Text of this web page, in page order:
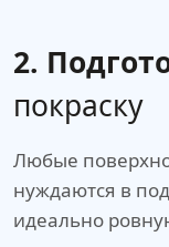
2.
покраску
Любые
нуждаются в
идеально